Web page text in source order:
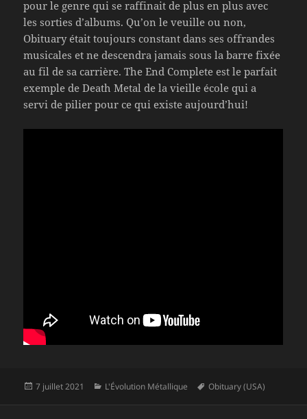
pour le genre qui se raffinait de plus en plus avec
les sorties d’albums. Qu’on le veuille ou non,
Obituary était toujours constant dans ses offrandes
musicales et ne descendra jamais sous la barre fixée
au fil de sa carrière. The End Complete est le parfait
exemple de Death Metal de la vieille école qui a
servi de pilier pour ce qui existe aujourd’hui!
Publié
7 juillet 2021 Catégories
L'Évolution Métallique
Mots-
Obituary (USA)